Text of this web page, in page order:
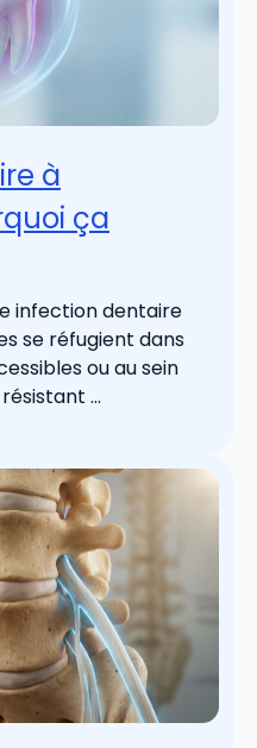
à
ça
infection dentaire
se réfugient dans
ou au sein
...